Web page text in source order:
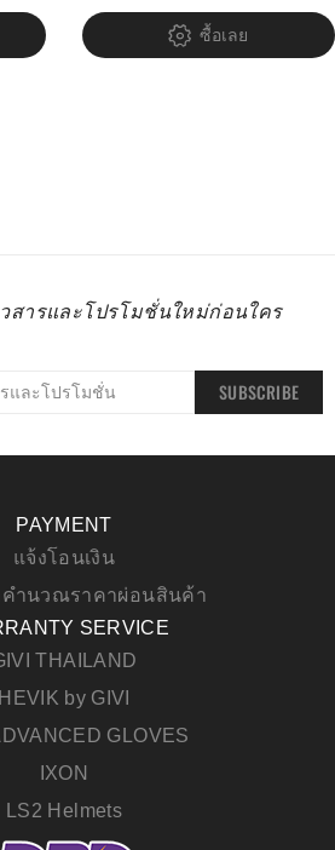
ซื้อเลย
สารและโปรโมชั่นใหม่ก่อนใคร
SUBSCRIBE
PAYMENT
แจ้งโอนเงิน
คำนวณราคาผ่อนสินค้า
SERVICE
THAILAND
HEVIK by GIVI
GLOVES
IXON
LS2 Helmets